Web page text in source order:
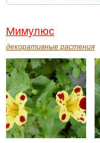
Мимулюс
декоративные растения